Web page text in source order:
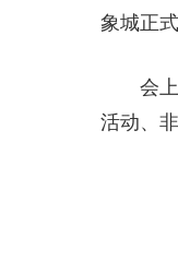
象城正式
会
活动、